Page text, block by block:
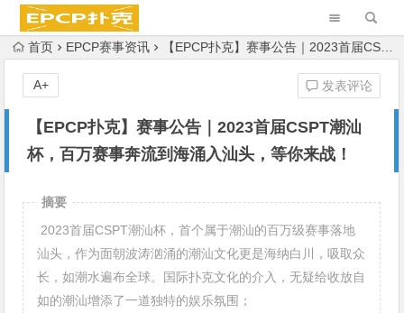
首页 EPCP赛事资讯 【EPCP扑克】赛事公告｜2023首届CSPT潮汕杯，百万赛事奔流到海涌入汕头，等你来战！
【EPCP扑克】赛事公告｜2023首届CSPT潮汕
杯，百万赛事奔流到海涌入汕头，等你来战！
发表评论
A+
摘要
2023首届CSPT潮汕杯，首个属于潮汕的百万级赛事落地
汕头，作为面朝波涛汹涌的潮汕文化更是海纳白川，吸取众
长，如潮水遍布全球。国际扑克文化的介入，无疑给收放自
如的潮汕增添了一道独特的娱乐氛围；